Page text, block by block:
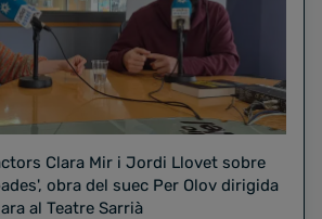
Clara Mir i Jordi Llovet sobre
obra del suec Per Olov dirigida
al Teatre Sarrià